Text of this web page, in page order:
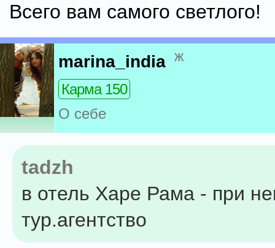
Всего вам самого светлого!
marina_india ж
Карма 150
О себе
tadzh
в отель Харе Рама - при
тур.агентство